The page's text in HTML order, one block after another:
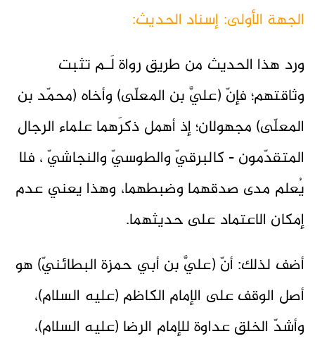
الجهة الأولى: إسناد الحديث:
ورد هذا الحديث من طريق رواة لَـم تثبت
وثاقتهم؛ فإنّ (عليَّ بن المعلّى) وأخاه (محمّد بن
المعلّى) مجهولان؛ إذ أهمل ذكرَهما علماء الرجال
المتقدّمون - كالبرقيّ والطوسيّ والنجاشيّ ، فلا
يُعلم مدى صدقهما وضبطهما، وهذا يعني عدم
إمكان الاعتماد على حديثهما.
أضف لذلك: أنّ (عليَّ بن أبي حمزة البطائنيّ) هو
أصل الوقف على الإمام الكاظم (عليه السلام)،
وأشدّ الخلق عداوة للإمام الرضا (عليه السلام)،